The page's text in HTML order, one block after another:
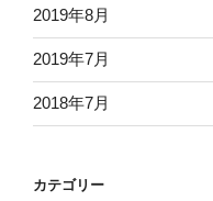
2019年8月
2019年7月
2018年7月
カテゴリー